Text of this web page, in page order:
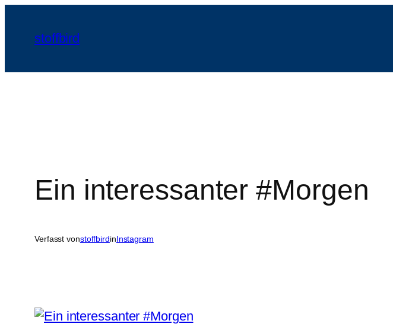
springen
stoffbird
Ein interessanter #Morgen
Verfasst vonstoffbirdinInstagram